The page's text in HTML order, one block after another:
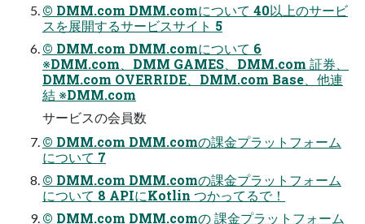
© DMM.com DMM.comについて 40以上のサービ
スを展開するサービスサイト 5
© DMM.com DMM.comについて 6
※DMM.com、DMM GAMES、DMM.com 証券、
DMM.com OVERRIDE、DMM.com Base、他連
結 ※DMM.com
サービスの会員数
© DMM.com DMM.comの課金プラットフォーム
について 7
© DMM.com DMM.comの課金プラットフォーム
について 8 APIにKotlin つかってるで！
© DMM.com DMM.comの 課金プラットフォーム